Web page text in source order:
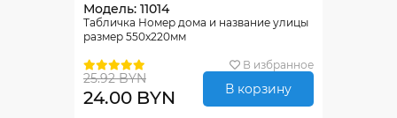
Модель: 11014
Табличка Номер дома и название улицы
размер 550х220мм
В избранное
25.92 BYN
24.00 BYN В корзину